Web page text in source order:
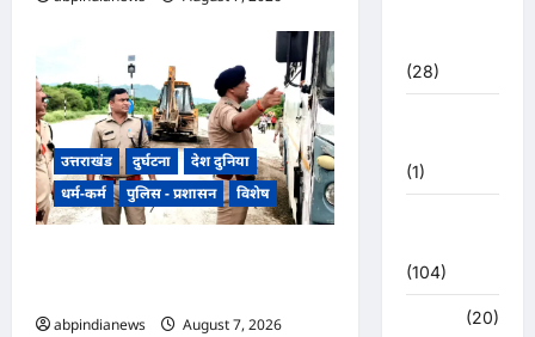
उत्तराखंड दुर्घटना
देश दुनिया
धर्म-कर्म
पुलिस - प्रशासन विशेष
abpindianews August 7, 2026
(28)
(1)
(104)
(20)